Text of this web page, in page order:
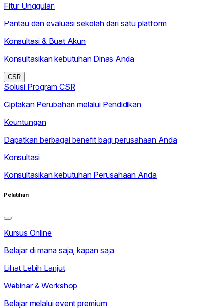
Fitur Unggulan
Pantau dan evaluasi sekolah dari satu platform
Konsultasi & Buat Akun
Konsultasikan kebutuhan Dinas Anda
CSR
Solusi Program CSR
Ciptakan Perubahan melalui Pendidikan
Keuntungan
Dapatkan berbagai benefit bagi perusahaan Anda
Konsultasi
Konsultasikan kebutuhan Perusahaan Anda
Pelatihan
Kursus Online
Belajar di mana saja, kapan saja
Lihat Lebih Lanjut
Webinar & Workshop
Belajar melalui event premium